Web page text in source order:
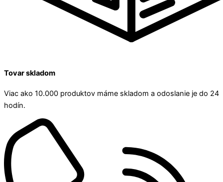
Tovar skladom
Viac ako 10.000 produktov máme skladom a odoslanie je do 24
hodín.